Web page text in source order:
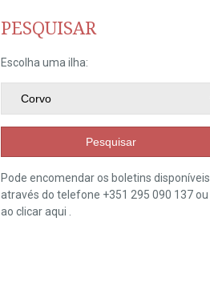
PESQUISAR
Escolha uma ilha:
Pesquisar
Pode encomendar os boletins disponíveis
através do telefone +351 295 090 137 ou
ao clicaraqui